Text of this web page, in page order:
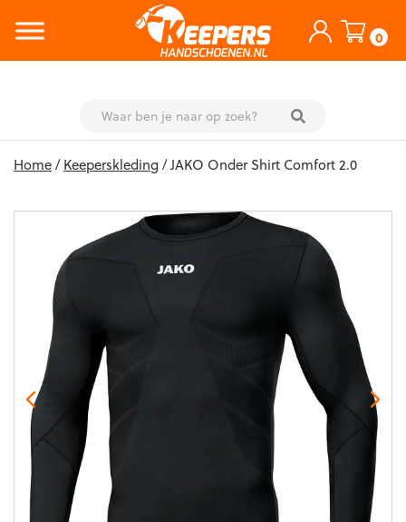
0
Home/Keeperskleding/ JAKO Onder Shirt Comfort 2.0